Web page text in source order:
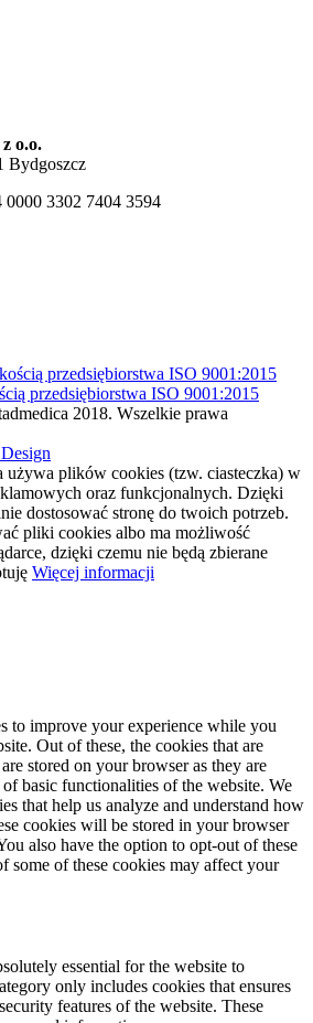
o.o.
Bydgoszcz
0000 3302 7404 3594
przedsiębiorstwa ISO 9001:2015
2018. Wszelkie prawa
używa plików cookies (tzw. ciasteczka) w
oraz funkcjonalnych. Dzięki
dostosować stronę do twoich potrzeb.
pliki cookies albo ma możliwość
dzięki czemu nie będą zbierane
Więcej informacji
to improve your experience while you
Out of these, the cookies that are
stored on your browser as they are
basic functionalities of the website. We
that help us analyze and understand how
cookies will be stored in your browser
also have the option to opt-out of these
some of these cookies may affect your
essential for the website to
only includes cookies that ensures
features of the website. These